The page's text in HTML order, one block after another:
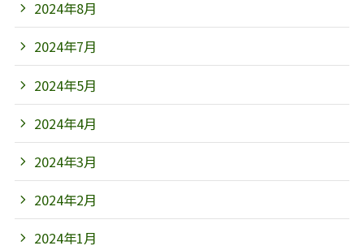
2024年8月
2024年7月
2024年5月
2024年4月
2024年3月
2024年2月
2024年1月